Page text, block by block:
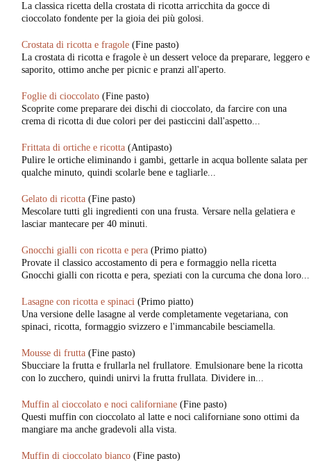
La classica ricetta della crostata di ricotta arricchita da gocce di
cioccolato fondente per la gioia dei più golosi.
Crostata di ricotta e fragole (Fine pasto)
La crostata di ricotta e fragole è un dessert veloce da preparare, leggero e
saporito, ottimo anche per picnic e pranzi all'aperto.
Foglie di cioccolato (Fine pasto)
Scoprite come preparare dei dischi di cioccolato, da farcire con una
crema di ricotta di due colori per dei pasticcini dall'aspetto...
Frittata di ortiche e ricotta (Antipasto)
Pulire le ortiche eliminando i gambi, gettarle in acqua bollente salata per
qualche minuto, quindi scolarle bene e tagliarle...
Gelato di ricotta (Fine pasto)
Mescolare tutti gli ingredienti con una frusta. Versare nella gelatiera e
lasciar mantecare per 40 minuti.
Gnocchi gialli con ricotta e pera (Primo piatto)
Provate il classico accostamento di pera e formaggio nella ricetta
Gnocchi gialli con ricotta e pera, speziati con la curcuma che dona loro...
Lasagne con ricotta e spinaci (Primo piatto)
Una versione delle lasagne al verde completamente vegetariana, con
spinaci, ricotta, formaggio svizzero e l'immancabile besciamella.
Mousse di frutta (Fine pasto)
Sbucciare la frutta e frullarla nel frullatore. Emulsionare bene la ricotta
con lo zucchero, quindi unirvi la frutta frullata. Dividere in...
Muffin al cioccolato e noci californiane (Fine pasto)
Questi muffin con cioccolato al latte e noci californiane sono ottimi da
mangiare ma anche gradevoli alla vista.
Muffin di cioccolato bianco (Fine pasto)